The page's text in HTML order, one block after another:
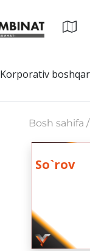
Korporativ
Bosh sahifa
So`rov